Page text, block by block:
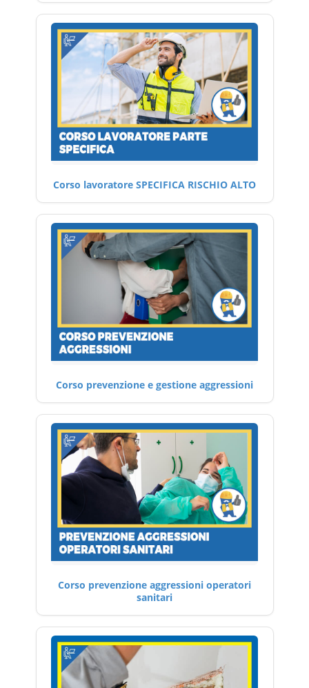
Corso lavoratore SPECIFICA RISCHIO ALTO
Corso prevenzione e gestione aggressioni
Corso prevenzione aggressioni operatori
sanitari